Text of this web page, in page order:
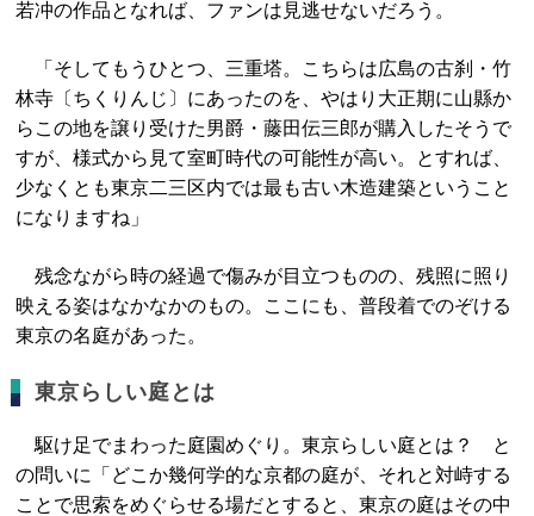
若冲の作品となれば、ファンは見逃せないだろう。
「そしてもうひとつ、三重塔。こちらは広島の古刹・竹
林寺〔ちくりんじ〕にあったのを、やはり大正期に山縣か
らこの地を譲り受けた男爵・藤田伝三郎が購入したそうで
すが、様式から見て室町時代の可能性が高い。とすれば、
少なくとも東京二三区内では最も古い木造建築ということ
になりますね」
残念ながら時の経過で傷みが目立つものの、残照に照り
映える姿はなかなかのもの。ここにも、普段着でのぞける
東京の名庭があった。
東京らしい庭とは
駆け足でまわった庭園めぐり。東京らしい庭とは？ と
の問いに「どこか幾何学的な京都の庭が、それと対峙する
ことで思索をめぐらせる場だとすると、東京の庭はその中